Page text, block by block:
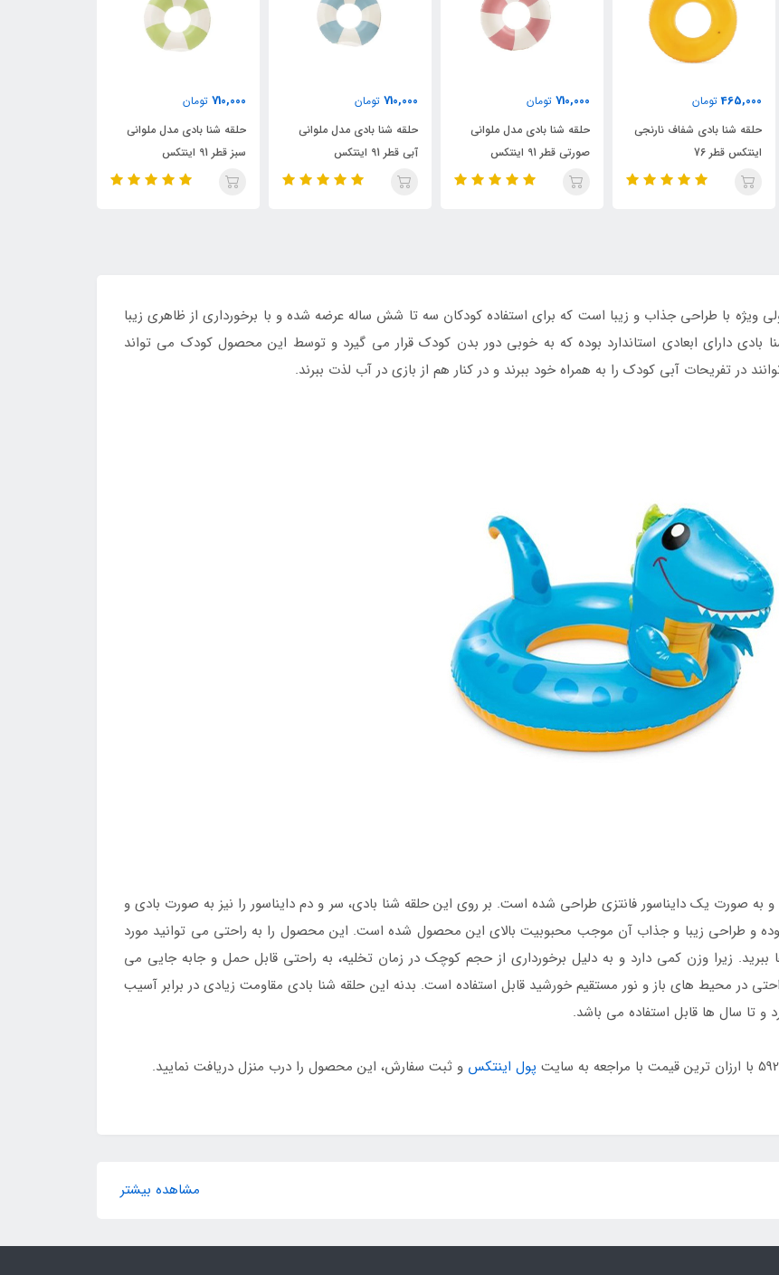
710,000
حلقه شنا بادی مدل ملوانی
صورتی قطر 91 اینتکس
710,000
حلقه شنا بادی مدل ملوانی
آبی قطر 91 اینتکس
710,000
حلقه شنا بادی مدل ملوانی
سبز قطر 91 اینتکس
550,000
طرح سوپر ماریو
طرح دایناسور 59221 محصولی ویژه با طراحی جذاب و زیبا است که برای استفاده کودکان سه تا شش ساله عرضه شده و با برخورداری از ظاهری زیبا
بادی دارای ابعادی استاندارد بوده که به خوبی دور بدن کودک قرار می گیرد و توسط این محصول کودک می تواند
در تفریحات آبی کودک را به همراه خود ببرند و در کنار هم از بازی در آب لذت ببرند.
صورت یک دایناسور فانتزی طراحی شده است. بر روی این حلقه شنا بادی، سر و دم دایناسور را نیز به صورت بادی و
و طراحی زیبا و جذاب آن موجب محبوبیت بالای این محصول شده است. این محصول را به راحتی می توانید مورد
ببرید. زیرا وزن کمی دارد و به دلیل برخورداری از حجم کوچک در زمان تخلیه، به راحتی قابل حمل و جابه جایی می
در محیط های باز و نور مستقیم خورشید قابل استفاده است. بدنه این حلقه شنا بادی مقاومت زیادی در برابر آسیب
و تا سال ها قابل استفاده می باشد.
پول اینتکس و ثبت سفارش، این محصول را درب منزل دریافت نمایید.
مشاهده بیشتر